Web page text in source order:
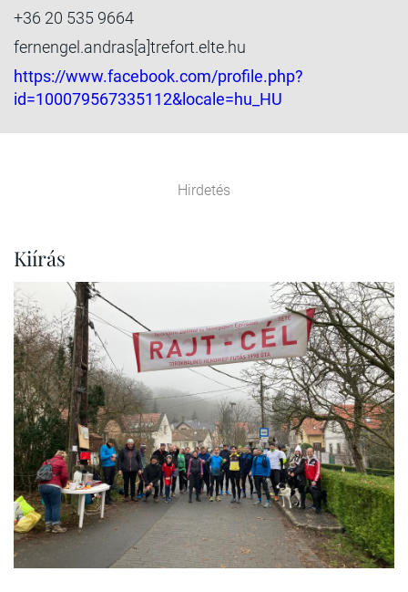
+36 20 535 9664
fernengel.andras[a]trefort.elte.hu
https://www.facebook.com/profile.php?
id=100079567335112&locale=hu_HU
Hirdetés
Kiírás